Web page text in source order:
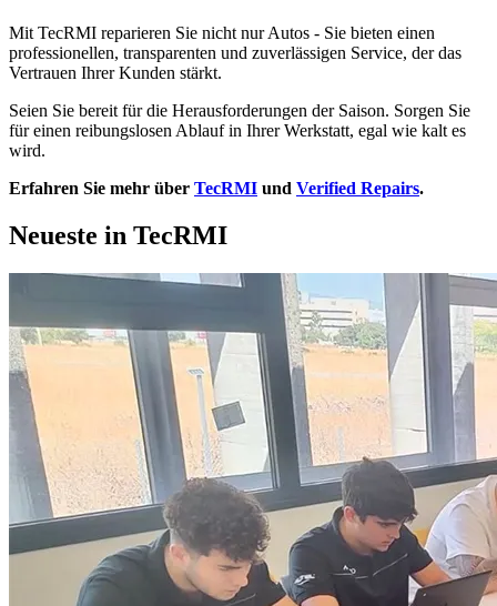
Mit TecRMI reparieren Sie nicht nur Autos - Sie bieten einen
professionellen, transparenten und zuverlässigen Service, der das
Vertrauen Ihrer Kunden stärkt.
Seien Sie bereit für die Herausforderungen der Saison. Sorgen Sie
für einen reibungslosen Ablauf in Ihrer Werkstatt, egal wie kalt es
wird.
Erfahren Sie mehr über TecRMI und Verified Repairs.
Neueste in TecRMI